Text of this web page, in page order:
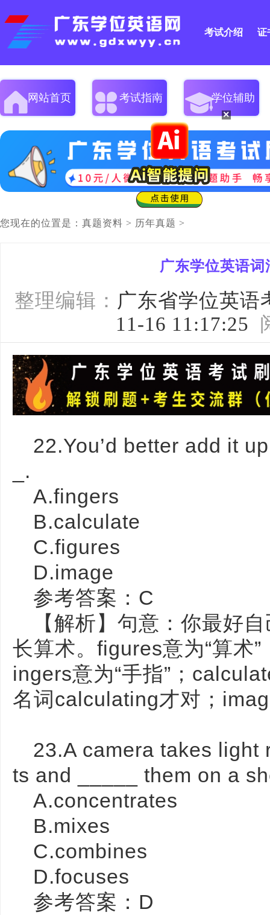
考试介绍 证
×
网站首页 考试指南 学位辅助
您现在的位置是： 真题资料 > 历年真题 >
广东学位英语
整理编辑： 广东省学位英语
11-16 11:17:25
22.You’d better add it
_.
A.fingers
B.calculate
C.figures
D.image
参考答案：C
【解析】句意：你最好
长算术。figures意为“算术
ingers意为“手指”；
名词calculating才对；
23.A camera takes light
ts and _____ them on a
A.concentrates
B.mixes
C.combines
D.focuses
参考答案：D